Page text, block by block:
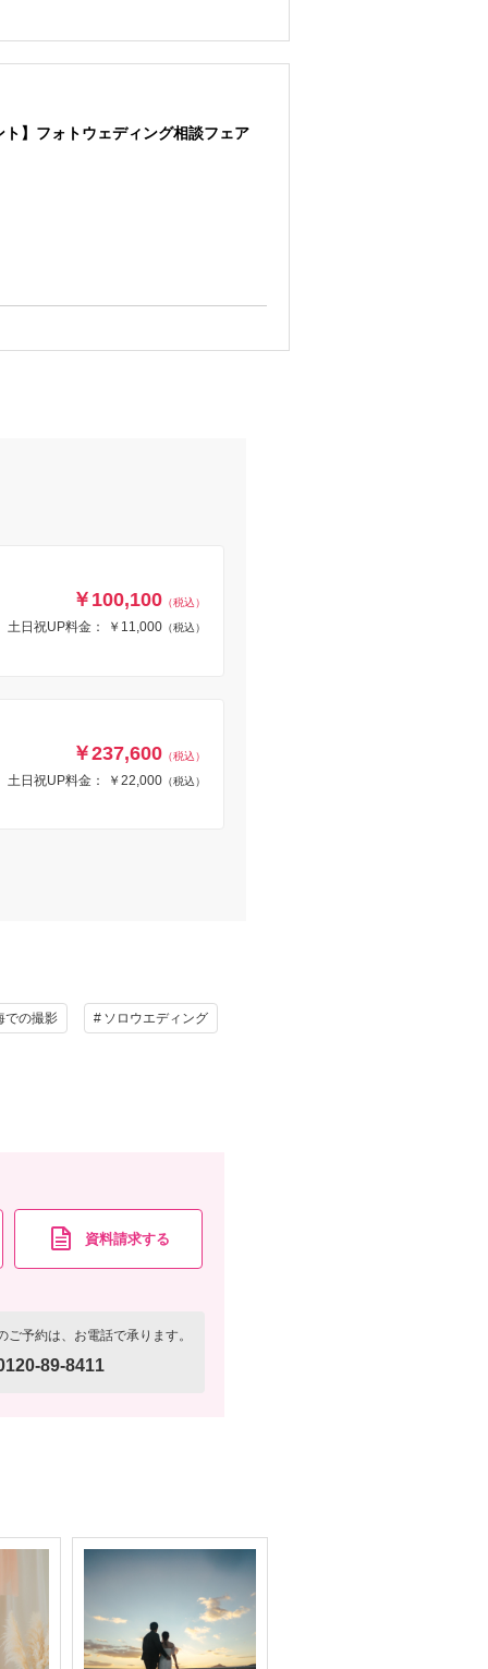
】フォトウェディング相談フェア
￥100,100 （税込）
土日祝UP料金： ￥11,000 （税込）
￥237,600 （税込）
土日祝UP料金： ￥22,000 （税込）
での撮影 ソロウエディング
資料請求する
ご予約は、お電話で承ります。
89-8411